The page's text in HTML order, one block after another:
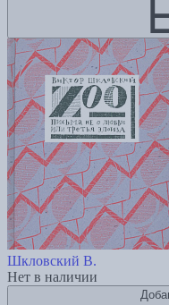
Шкловский В.
Нет в наличии